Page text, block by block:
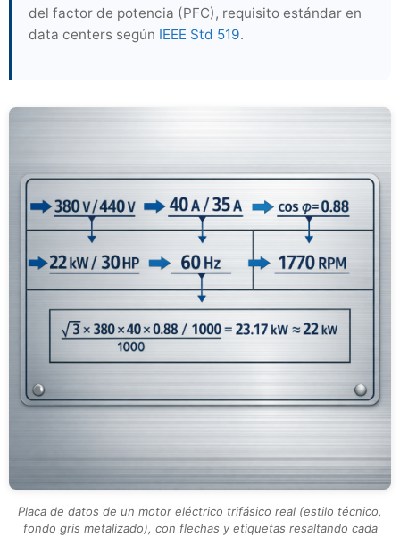
del factor de potencia (PFC), requisito estándar en
data centers según IEEE Std 519.
Placa de datos de un motor eléctrico trifásico real (estilo técnico,
fondo gris metalizado), con flechas y etiquetas resaltando cada